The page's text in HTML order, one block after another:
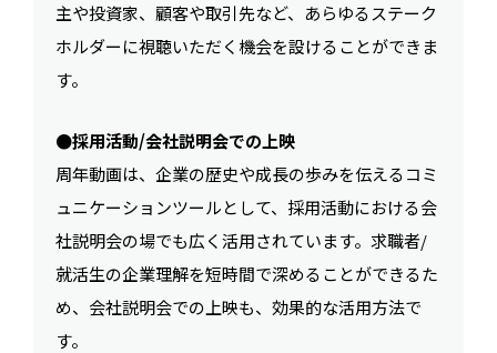
主や投資家、顧客や取引先など、あらゆるステーク
ホルダーに視聴いただく機会を設けることができま
す。
●採用活動/会社説明会での上映
周年動画は、企業の歴史や成長の歩みを伝えるコミ
ュニケーションツールとして、採用活動における会
社説明会の場でも広く活用されています。求職者/
就活生の企業理解を短時間で深めることができるた
め、会社説明会での上映も、効果的な活用方法で
す。